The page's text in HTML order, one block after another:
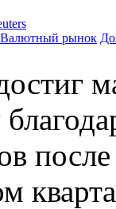
Валютный рынок